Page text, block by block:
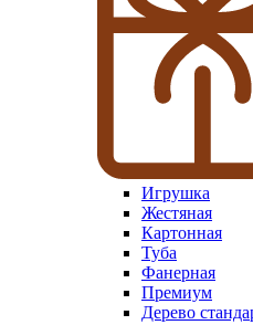
Игрушка
Жестяная
Картонная
Туба
Фанерная
Премиум
Дерево